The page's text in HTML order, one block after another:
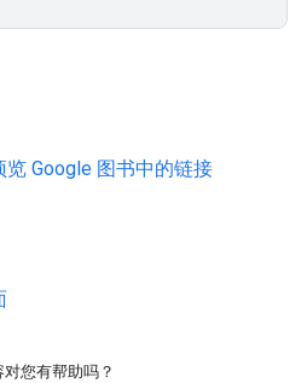
Google 图书中的链接
对您有帮助吗？